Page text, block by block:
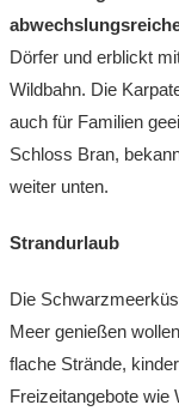
Dörfer und erblickt
Wildbahn. Die
auch für Familien
Schloss Bran,
weiter unten.
Strandurlaub
Die
Meer genießen
flache Strände,
Freizeitangebote wie